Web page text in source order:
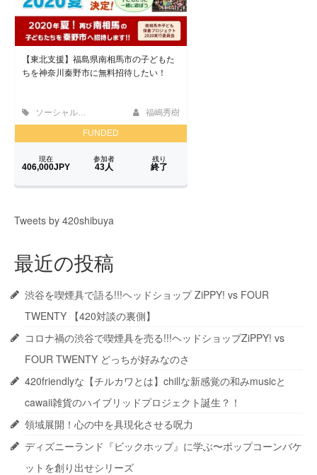
Tweets by 420shibuya
最近の投稿
渋谷を喫煙具で語る!!!ヘッドショップ ZiPPY! vs FOUR
TWENTY 【420対談の裏側】
コロナ禍の渋谷で喫煙具を売る!!!ヘッドショップZiPPY! vs
FOUR TWENTY どっちが好みなのさ
420friendlyな【チルカワとは】chillな新感覚の和みmusicと
cawaii雑貨のハイブリッドプロジェクト誕生？！
領域展開！心の中を具現化させる呪力
ディズニーランド『ビックホップ』に学ぶ〜ポップコーンバケ
ットを創り出せシリーズ